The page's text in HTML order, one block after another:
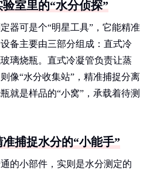
室里的“水分侦探”
器可是个“明星工具”，它能精准
备主要由三部分组成：直式冷
璃烧瓶。直式冷凝管负责让蒸
像“水分收集站”，精准捕捉分离
就是样品的“小窝”，承载着待测
捕捉水分的“小能手”
的小部件，实则是水分测定的